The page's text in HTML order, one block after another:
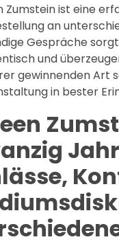
Zumstein ist eine
an
Gespräche
und
gewinnenden Art
in bester